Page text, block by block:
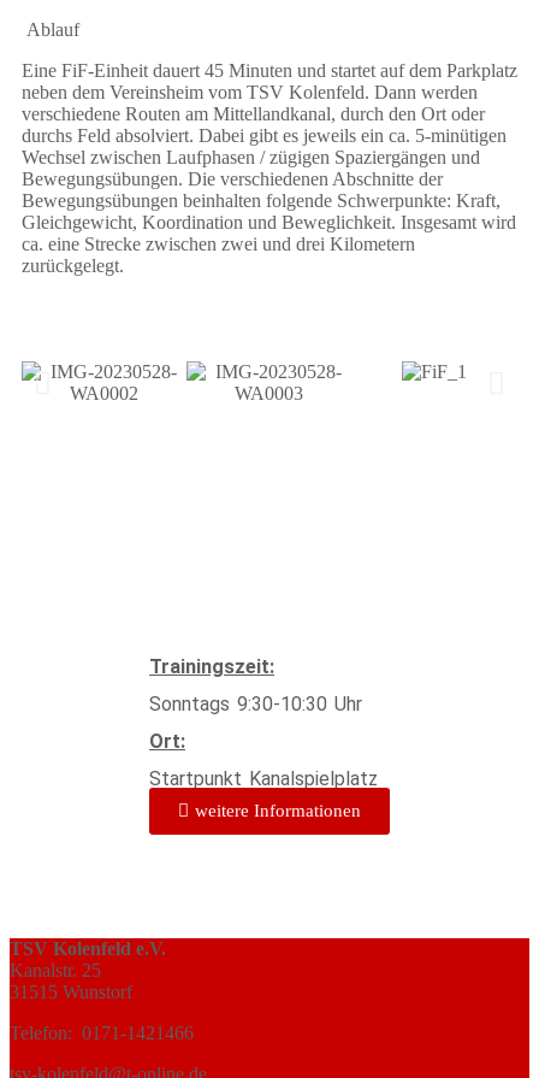
Ablauf
Eine FiF-Einheit dauert 45 Minuten und startet auf dem Parkplatz
neben dem Vereinsheim vom TSV Kolenfeld. Dann werden
verschiedene Routen am Mittellandkanal, durch den Ort oder
durchs Feld absolviert. Dabei gibt es jeweils ein ca. 5-minütigen
Wechsel zwischen Laufphasen / zügigen Spaziergängen und
Bewegungsübungen. Die verschiedenen Abschnitte der
Bewegungsübungen beinhalten folgende Schwerpunkte: Kraft,
Gleichgewicht, Koordination und Beweglichkeit. Insgesamt wird
ca. eine Strecke zwischen zwei und drei Kilometern
zurückgelegt.
Trainingszeit:
Sonntags 9:30-10:30 Uhr
Ort:
Startpunkt Kanalspielplatz
weitere Informationen
TSV Kolenfeld e.V.
Kanalstr. 25
31515 Wunstorf
Telefon: 0171-1421466
tsv-kolenfeld@t-online.de